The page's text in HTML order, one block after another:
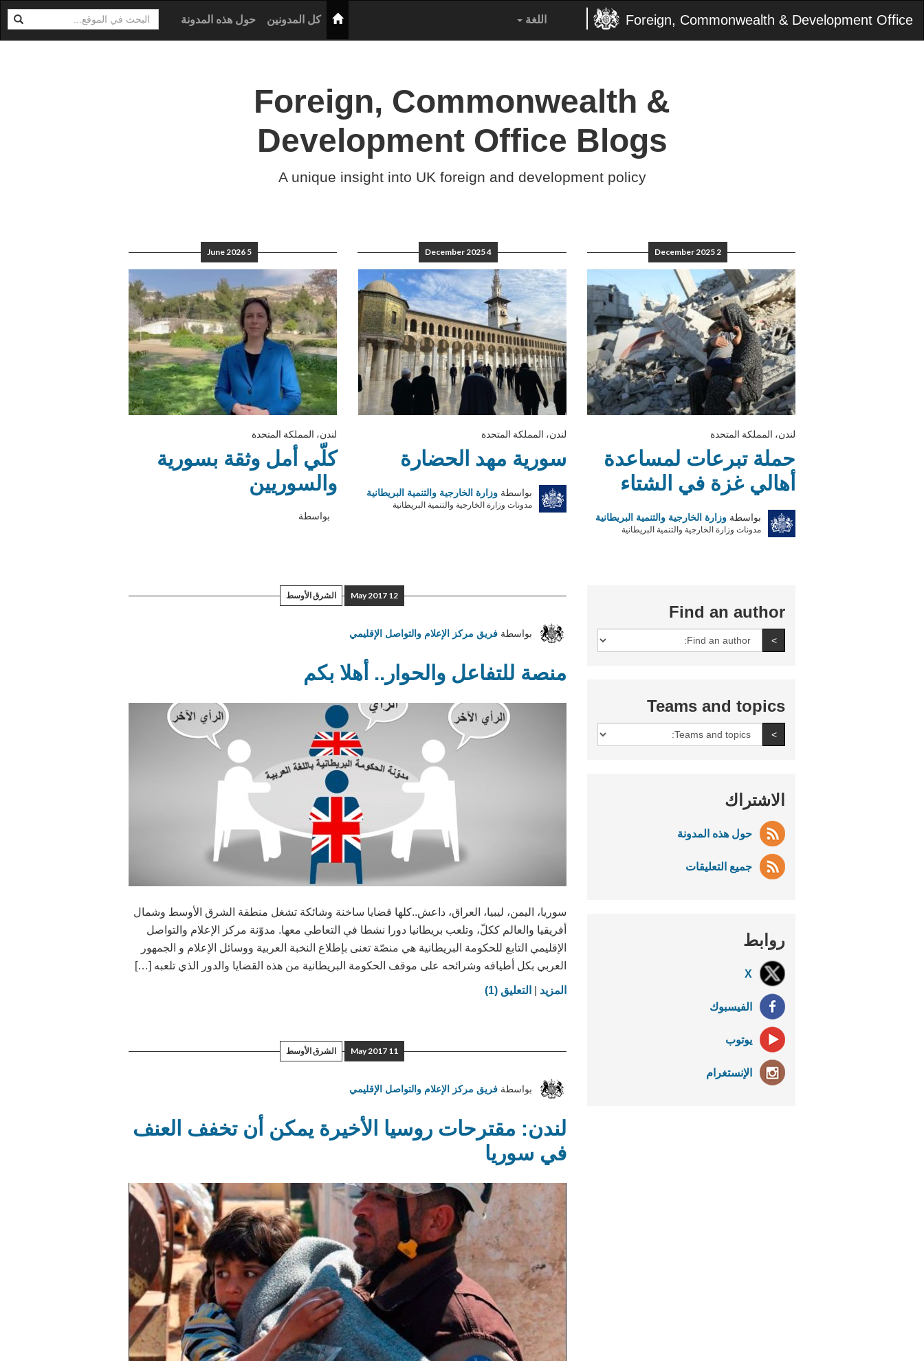
Foreign, Commonwealth & Development Office اللغة الرئيسية
كل المدونين حول هذه المدونة ابحث
Foreign, Commonwealth &
Development Office Blogs
A unique insight into UK foreign and development policy
5 June 2026
لندن، المملكة المتحدة
كلّي أمل وثقة بسورية
والسوريين
بواسطة
4 December 2025
لندن، المملكة المتحدة
سورية مهد الحضارة
بواسطةوزارة الخارجية والتنمية البريطانية
مدونات وزارة الخارجية والتنمية البريطانية
2 December 2025
لندن، المملكة المتحدة
حملة تبرعات لمساعدة
أهالي غزة في الشتاء
بواسطةوزارة الخارجية والتنمية البريطانية
مدونات وزارة الخارجية والتنمية البريطانية
12 May 2017 الشرق الأوسط
بواسطةفريق مركز الإعلام والتواصل الإقليمي
منصة للتفاعل والحوار.. أهلا بكم
سوريا، اليمن، ليبيا، العراق، داعش..كلها قضايا ساخنة وشائكة تشغل منطقة الشرق الأوسط وشمال
أفريقيا والعالم ككلّ، وتلعب بريطانيا دورا نشطا في التعاطي معها. مدوّنة مركز الإعلام والتواصل
الإقليمي التابع للحكومة البريطانية هي منصّة تعنى بإطلاع النخبة العربية ووسائل الإعلام و الجمهور
العربي بكل أطيافه وشرائحه على موقف الحكومة البريطانية من هذه القضايا والدور الذي تلعبه […]
المزيد onالتعليق (1)
11 May 2017 الشرق الأوسط
بواسطةفريق مركز الإعلام والتواصل الإقليمي
لندن: مقترحات روسيا الأخيرة يمكن أن تخفف العنف
في سوريا
Find an author
All
authors:
>
Find an author
Teams and topics
All
teams
>
Find an author
الاشتراك
حول هذه المدونة
جميع التعليقات
روابط
X
الفيسبوك
يوتوب
الإنستغرام